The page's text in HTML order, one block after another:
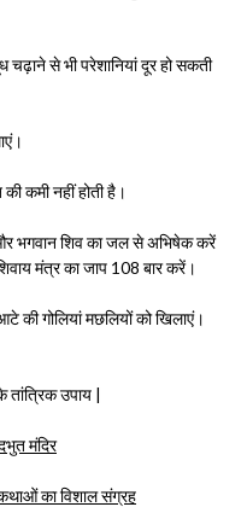
चढ़ाने से भी परेशानियां दूर हो सकती
कमी नहीं होती है।
भगवान शिव का जल से अभिषेक करें
मंत्र का जाप 108 बार करें।
की गोलियां मछलियों को खिलाएं।
उपाय |
मंदिर
का विशाल संग्रह